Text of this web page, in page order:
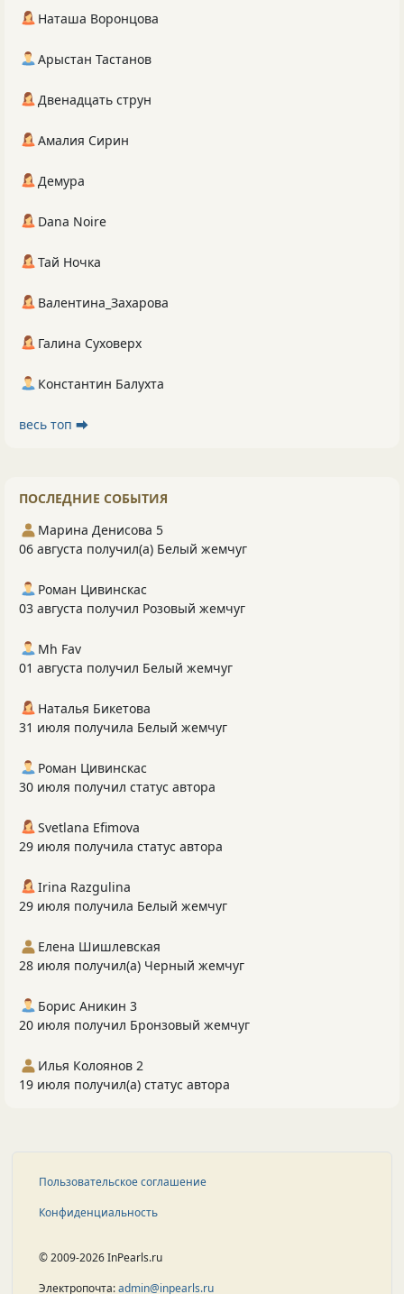
Наташа Воронцова
Арыстан Тастанов
Двенадцать струн
Амалия Сирин
Демура
Dana Noire
Тай Ночка
Валентина_Захарова
Галина Суховерх
Константин Балухта
весь топ ⮕
ПОСЛЕДНИЕ СОБЫТИЯ
Марина Денисова 5
06 августа получил(а) Белый жемчуг
Роман Цивинскас
03 августа получил Розовый жемчуг
Mh Fav
01 августа получил Белый жемчуг
Наталья Бикетова
31 июля получила Белый жемчуг
Роман Цивинскас
30 июля получил статус автора
Svetlana Efimova
29 июля получила статус автора
Irina Razgulina
29 июля получила Белый жемчуг
Елена Шишлевская
28 июля получил(а) Черный жемчуг
Борис Аникин 3
20 июля получил Бронзовый жемчуг
Илья Колоянов 2
19 июля получил(а) статус автора
Пользовательское соглашение
Конфиденциальность
© 2009-2026 InPearls.ru
Электропочта:admin@inpearls.ru